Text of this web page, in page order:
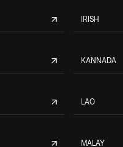
IRISH
KANNADA
LAO
MALAY